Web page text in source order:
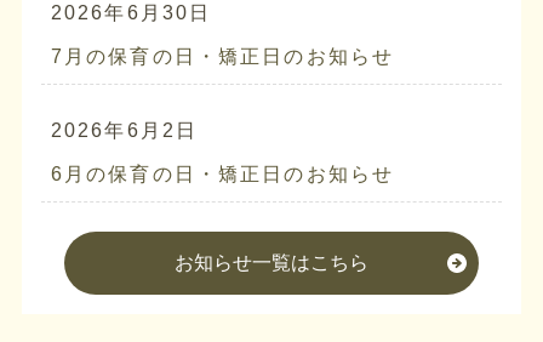
2026年6月30日
7月の保育の日・矯正日のお知らせ
2026年6月2日
6月の保育の日・矯正日のお知らせ
お知らせ一覧はこちら